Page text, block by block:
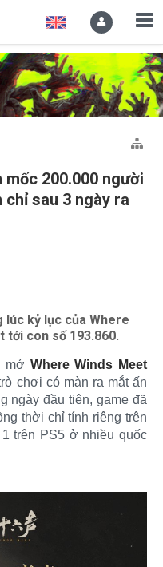
200.000 người
sau 3 ngày ra
lúc kỷ lục của Where
tới con số 193.860.
mở Where Winds Meet
chơi có màn ra mắt ấn
ngày đầu tiên, game đã
thời chỉ tính riêng trên
trên PS5 ở nhiều quốc